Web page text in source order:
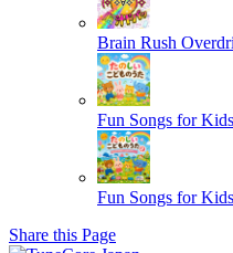
Brain Rush
Fun Songs for Kids
Fun Songs for
Share this Page